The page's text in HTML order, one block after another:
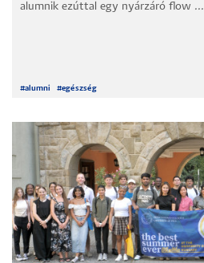
alumnik ezúttal egy nyárzáró flow ...
#alumni #egészség